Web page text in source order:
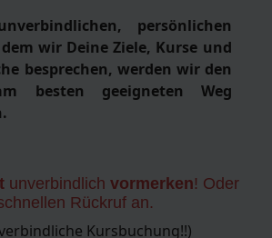
persönlichen
wir Deine Ziele, Kurse und
besprechen, werden wir den
besten geeigneten Weg
unverbindlichvormerken! Oder
Rückruf an.
Kursbuchung!!)